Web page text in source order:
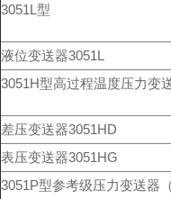
3051L型
液位变送器3051L
3051H型高过程温度压力变
差压变送器3051HD
表压变送器3051HG
3051P型参考级压力变送器